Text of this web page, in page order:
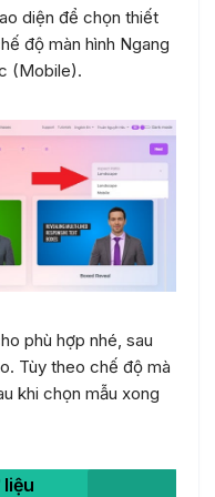
diện để chọn thiết
độ màn hình Ngang
(Mobile).
phù hợp nhé, sau
Tùy theo chế độ mà
khi chọn mẫu xong